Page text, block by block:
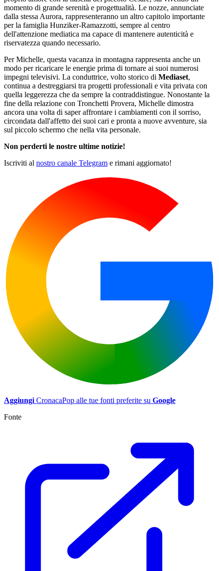
momento di grande serenità e progettualità. Le nozze, annunciate
dalla stessa Aurora, rappresenteranno un altro capitolo importante
per la famiglia Hunziker-Ramazzotti, sempre al centro
dell'attenzione mediatica ma capace di mantenere autenticità e
riservatezza quando necessario.
Per Michelle, questa vacanza in montagna rappresenta anche un
modo per ricaricare le energie prima di tornare ai suoi numerosi
impegni televisivi. La conduttrice, volto storico di Mediaset,
continua a destreggiarsi tra progetti professionali e vita privata con
quella leggerezza che da sempre la contraddistingue. Nonostante la
fine della relazione con Tronchetti Provera, Michelle dimostra
ancora una volta di saper affrontare i cambiamenti con il sorriso,
circondata dall'affetto dei suoi cari e pronta a nuove avventure, sia
sul piccolo schermo che nella vita personale.
Non perderti le nostre ultime notizie!
Iscriviti al nostro canale Telegram e rimani aggiornato!
Aggiungi CronacaPop alle tue fonti preferite su Google
Fonte